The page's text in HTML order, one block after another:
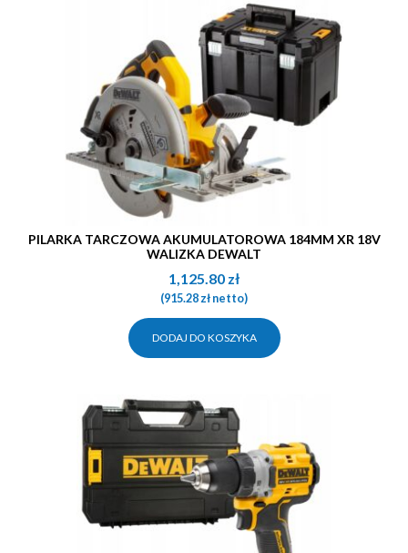
PILARKA TARCZOWA AKUMULATOROWA 184MM XR 18V
WALIZKA DEWALT
1,125.80 zł
(915.28złnetto)
DODAJ DO KOSZYKA